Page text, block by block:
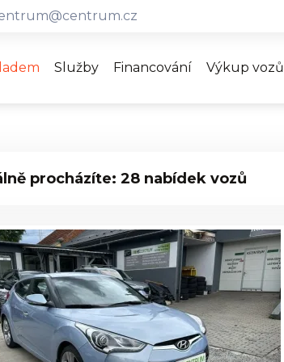
Služby Financování Výkup vozů
procházíte: 28 nabídek vozů